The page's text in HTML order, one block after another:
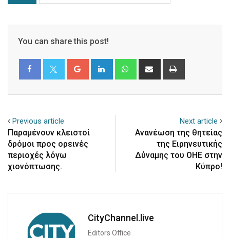
You can share this post!
Google+ LinkedIn WhatsappShare
Previous article
Παραμένουν κλειστοί
δρόμοι προς ορεινές
περιοχές λόγω
χιονόπτωσης.
Next article
Ανανέωση της θητείας
της Ειρηνευτικής
Δύναμης του ΟΗΕ στην
Κύπρο!
CityChannel.live
Editors Office